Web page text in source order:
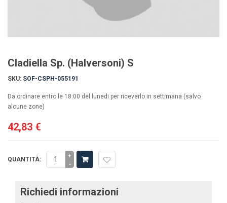
Cladiella Sp. (Halversoni) S
SKU: SOF-CSPH-055191
Da ordinare entro le 18:00 del lunedi per riceverlo in settimana (salvo
alcune zone)
42,83 €
QUANTITÀ: +
-
Richiedi informazioni